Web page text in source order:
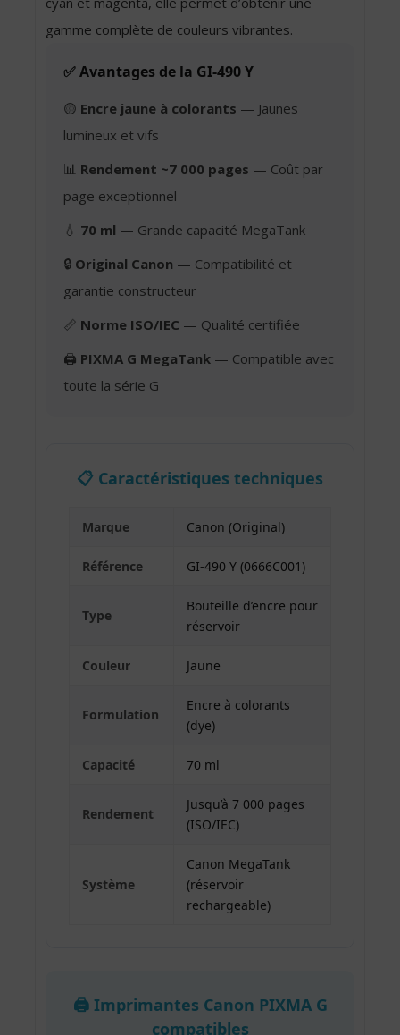
gamme complète de couleurs vibrantes.
✅ Avantages de la GI-490 Y
🟡 Encre jaune à colorants — Jaunes
lumineux et vifs
📊 Rendement ~7 000 pages — Coût par
page exceptionnel
💧 70 ml — Grande capacité MegaTank
🔒 Original Canon — Compatibilité et
garantie constructeur
📏 Norme ISO/IEC — Qualité certifiée
🖨️ PIXMA G MegaTank— Compatible avec
toute la série G
📋 Caractéristiques techniques
Marque Canon (Original)
Référence GI-490 Y (0666C001)
Type
Bouteille d’encre pour
réservoir
Couleur Jaune
Formulation
Encre à colorants
(dye)
Capacité 70 ml
Rendement
Jusqu’à 7 000 pages
(ISO/IEC)
Système
Canon MegaTank
(réservoir
rechargeable)
🖨️ Imprimantes Canon PIXMA G
compatibles